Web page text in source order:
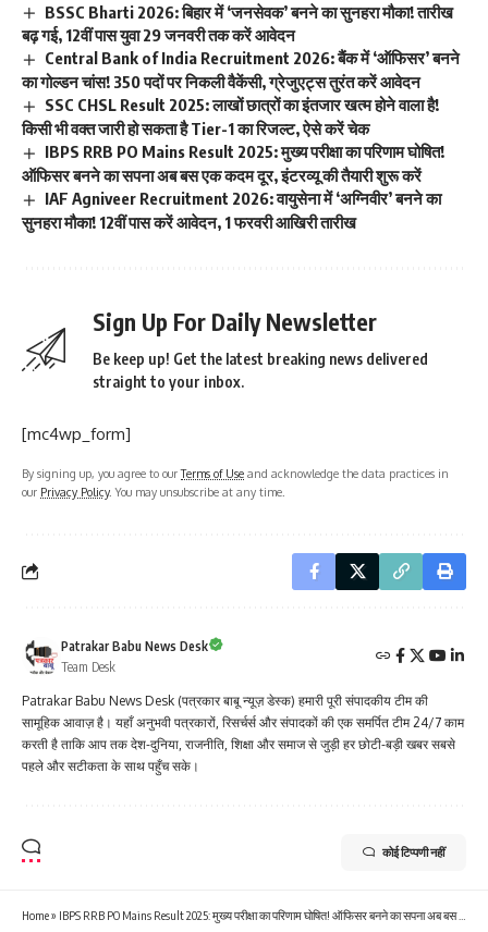
BSSC Bharti 2026: बिहार में ‘जनसेवक’ बनने का सुनहरा मौका! तारीख
बढ़ गई, 12वीं पास युवा 29 जनवरी तक करें आवेदन
Central Bank of India Recruitment 2026: बैंक में ‘ऑफिसर’ बनने
का गोल्डन चांस! 350 पदों पर निकली वैकेंसी, ग्रेजुएट्स तुरंत करें आवेदन
SSC CHSL Result 2025: लाखों छात्रों का इंतजार खत्म होने वाला है!
किसी भी वक्त जारी हो सकता है Tier-1 का रिजल्ट, ऐसे करें चेक
IBPS RRB PO Mains Result 2025: मुख्य परीक्षा का परिणाम घोषित!
ऑफिसर बनने का सपना अब बस एक कदम दूर, इंटरव्यू की तैयारी शुरू करें
IAF Agniveer Recruitment 2026: वायुसेना में ‘अग्निवीर’ बनने का
सुनहरा मौका! 12वीं पास करें आवेदन, 1 फरवरी आखिरी तारीख
Sign Up For Daily Newsletter
Be keep up! Get the latest breaking news delivered
straight to your inbox.
[mc4wp_form]
By signing up, you agree to ourTerms of Use and acknowledge the data practices in
our Privacy Policy. You may unsubscribe at any time.
Patrakar Babu News Desk
Team Desk
Patrakar Babu News Desk (पत्रकार बाबू न्यूज़ डेस्क) हमारी पूरी संपादकीय टीम की
सामूहिक आवाज़ है। यहाँ अनुभवी पत्रकारों, रिसर्चर्स और संपादकों की एक समर्पित टीम 24/7 काम
करती है ताकि आप तक देश-दुनिया, राजनीति, शिक्षा और समाज से जुड़ी हर छोटी-बड़ी खबर सबसे
पहले और सटीकता के साथ पहुँच सके।
कोई टिप्पणी नहीं
Home» IBPS RRB PO Mains Result 2025: मुख्य परीक्षा का परिणाम घोषित! ऑफिसर बनने का सपना अब बस एक कदम दूर, इंटरव्यू की तैयारी शुरू करें